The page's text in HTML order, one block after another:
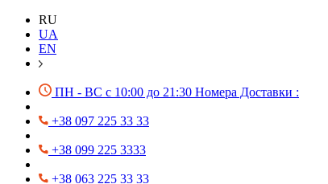
RU
UA
EN
ПН - ВС с 10:00 до 21:30 Номера Доставки :
+38 097 225 33 33
+38 099 225 3333
+38 063 225 33 33